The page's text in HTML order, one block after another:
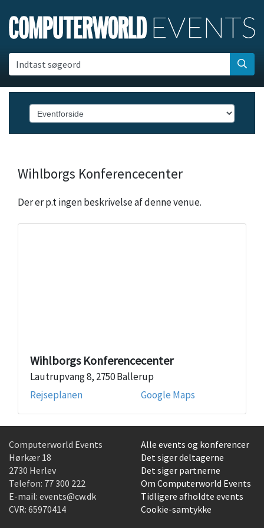
Indtast søgeord
Wihlborgs Konferencecenter
Der er p.t ingen beskrivelse af denne venue.
Wihlborgs Konferencecenter
Lautrupvang 8, 2750 Ballerup
Rejseplanen
Google Maps
Computerworld Events
Hørkær 18
2730 Herlev
Telefon: 77 300 222
E-mail: events@cw.dk
CVR: 65970414
Alle events og konferencer
Det siger deltagerne
Det siger partnerne
Om Computerworld Events
Tidligere afholdte events
Cookie-samtykke